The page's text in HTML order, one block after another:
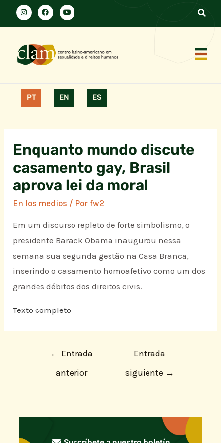
PT EN ES
Enquanto mundo discute
casamento gay, Brasil
aprova lei da moral
En los medios / Porfw2
Em um discurso repleto de forte simbolismo, o
presidente Barack Obama inaugurou nessa
semana sua segunda gestão na Casa Branca,
inserindo o casamento homoafetivo como um dos
grandes débitos dos direitos civis.
Texto completo
← Entrada
anterior
Entrada
siguiente →